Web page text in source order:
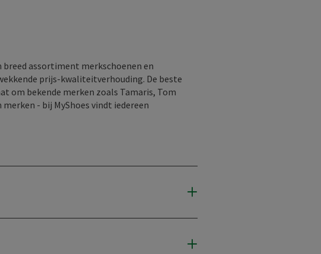
breed assortiment merkschoenen en
prijs-kwaliteitverhouding. De beste
om bekende merken zoals Tamaris, Tom
- bij MyShoes vindt iedereen